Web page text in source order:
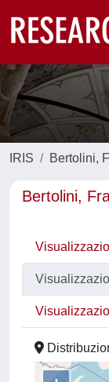
IRIS Bertolini,
Bertolini,